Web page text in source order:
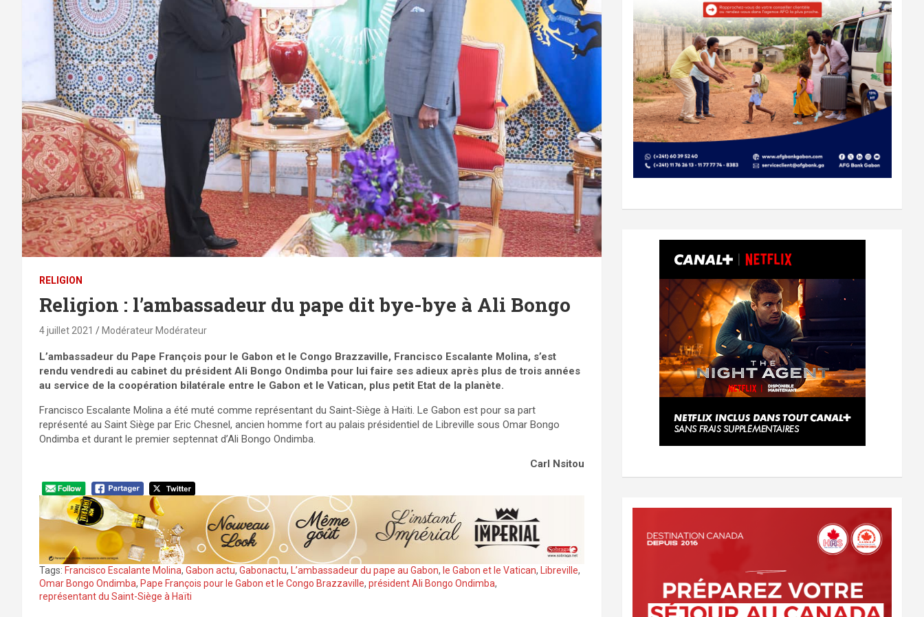
RELIGION
Religion : l’ambassadeur du pape dit bye-bye à Ali Bongo
4 juillet 2021 Modérateur Modérateur
L’ambassadeur du Pape François pour le Gabon et le Congo Brazzaville, Francisco Escalante Molina, s’est
rendu vendredi au cabinet du président Ali Bongo Ondimba pour lui faire ses adieux après plus de trois années
au service de la coopération bilatérale entre le Gabon et le Vatican, plus petit Etat de la planète.
Francisco Escalante Molina a été muté comme représentant du Saint-Siège à Haïti. Le Gabon est pour sa part
représenté au Saint Siège par Eric Chesnel, ancien homme fort au palais présidentiel de Libreville sous Omar Bongo
Ondimba et durant le premier septennat d’Ali Bongo Ondimba.
Carl Nsitou
Tags: Francisco Escalante Molina, Gabon actu, Gabonactu, L’ambassadeur du pape au Gabon, le Gabon et le Vatican, Libreville,
Omar Bongo Ondimba, Pape François pour le Gabon et le Congo Brazzaville, président Ali Bongo Ondimba,
représentant du Saint-Siège à Haïti